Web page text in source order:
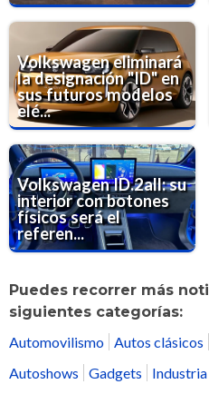
Volkswagen eliminará
la designación "ID" en
sus futuros modelos
elé...
Volkswagen ID.2all: su
interior con botones
físicos será el
referen...
Puedes recorrer más
siguientes categorías:
Automovilismo Autos clásicos
Autoshows
Gadgets Industria